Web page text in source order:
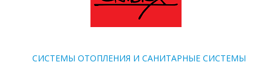
CИСТЕМЫ ОТОПЛЕНИЯ И САНИТАРНЫЕ СИСТЕМЫ